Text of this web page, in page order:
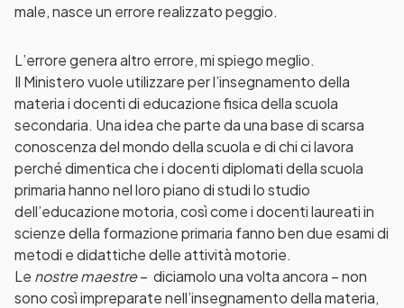
male, nasce un errore realizzato peggio.
L’errore genera altro errore, mi spiego meglio.
Il Ministero vuole utilizzare per l’insegnamento della
materia i docenti di educazione fisica della scuola
secondaria. Una idea che parte da una base di scarsa
conoscenza del mondo della scuola e di chi ci lavora
perché dimentica che i docenti diplomati della scuola
primaria hanno nel loro piano di studi lo studio
dell’educazione motoria, così come i docenti laureati in
scienze della formazione primaria fanno ben due esami di
metodi e didattiche delle attività motorie.
Le nostre maestre– diciamolo una volta ancora – non
sono così impreparate nell’insegnamento della materia,